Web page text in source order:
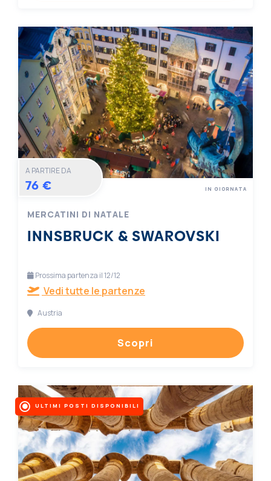
A PARTIRE DA
76 €
MERCATINI DI NATALE
INNSBRUCK & SWAROVSKI
IN GIORNATA
Prossima partenza il 12/12
Vedi tutte le partenze
Austria
Scopri
ULTIMI POSTI DISPONIBILI